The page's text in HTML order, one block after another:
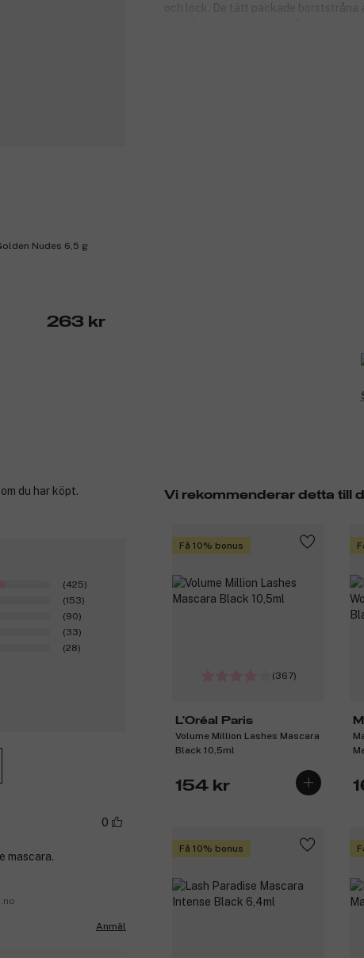
och lock. De tätt packade borststråna
Nudes 6,5 g
263 kr
Vi rekommenderar detta till
Få 10% bonus
(367)
L'Oréal Paris
Volume Million Lashes Mascara
Black 10,5ml
154 kr
Få 10% bonus
du har köpt.
(425)
(153)
(90)
(33)
(28)
0
mascara.
Anmäl